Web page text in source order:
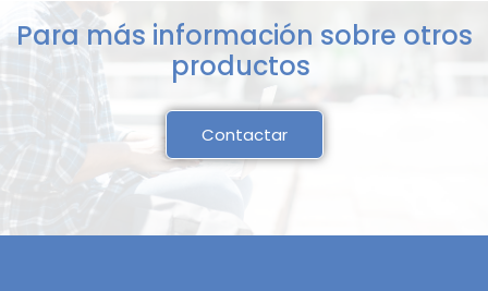
Para más información sobre otros
productos
Contactar